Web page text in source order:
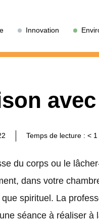
Innovation
Temps de lecture : < 1
du corps ou le
dans votre
spirituel. La
séance à réaliser à